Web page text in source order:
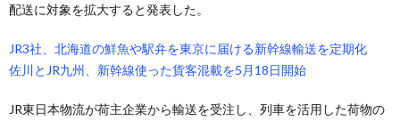
配送に対象を拡大すると発表した。
JR3社、北海道の鮮魚や駅弁を東京に届ける新幹線輸送を定期化
佐川とJR九州、新幹線使った貨客混載を5月18日開始
JR東日本物流が荷主企業から輸送を受注し、列車を活用した荷物の